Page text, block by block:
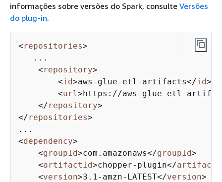
informações sobre versões do Spark, consulte Versões
do plug-in.
<repositories>
   ...
<repository>
<id>aws-glue-etl-artifacts</id>
<url >https://aws-glue-etl-
</repository>
</repositories>
<dependency>
<groupId>com.amazonaws</groupId>
<artifactId>chopper-plugin</
<version>3.1-amzn-LATEST</version>